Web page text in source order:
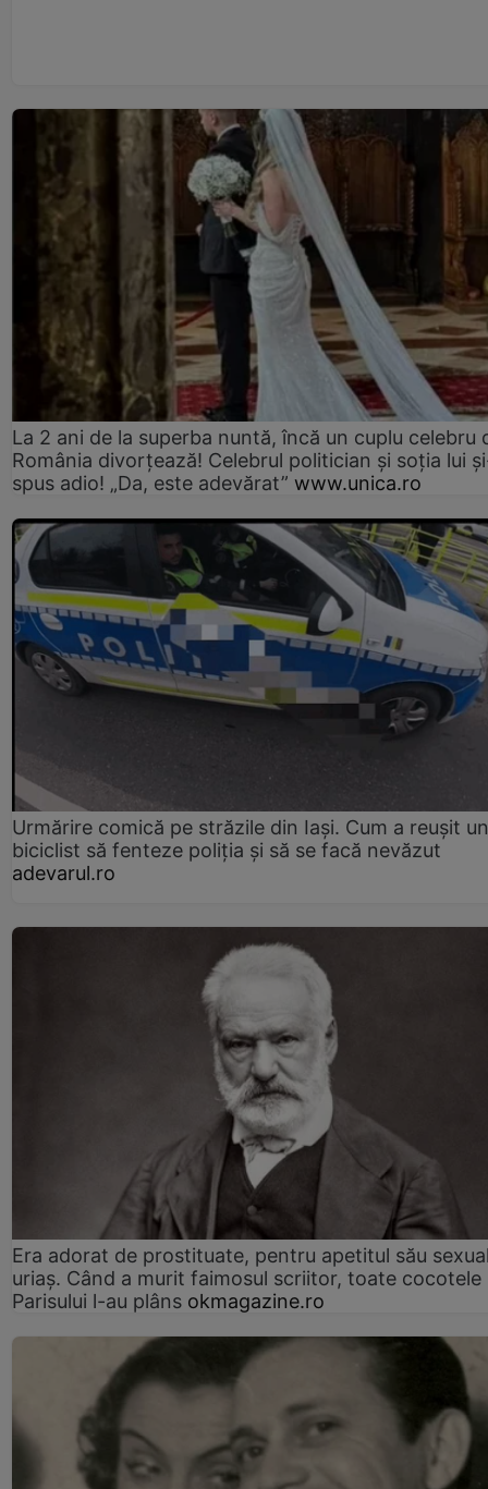
La 2 ani de la superba nuntă, încă un cuplu celebru
România divorțează! Celebrul politician și soția lui
spus adio! „Da, este adevărat” www.unica.ro
Urmărire comică pe străzile din Iași. Cum a reușit un
biciclist să fenteze poliția și să se facă nevăzut
adevarul.ro
Era adorat de prostituate, pentru apetitul său
uriaș. Când a murit faimosul scriitor, toate cocotele
Parisului l-au plâns okmagazine.ro